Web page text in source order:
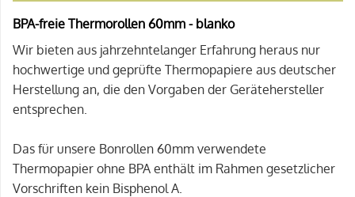
BPA-freie Thermorollen 60mm - blanko
Wir bieten aus jahrzehntelanger Erfahrung heraus nur
hochwertige und geprüfte Thermopapiere aus deutscher
Herstellung an, die den Vorgaben der Gerätehersteller
entsprechen.
Das für unsere Bonrollen 60mm verwendete
Thermopapier ohne BPA enthält im Rahmen gesetzlicher
Vorschriften kein Bisphenol A.